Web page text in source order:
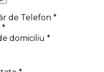
de Telefon *
*
domiciliu *